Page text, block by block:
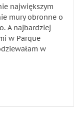
największym
mury obronne o
A najbardziej
w Parque
w